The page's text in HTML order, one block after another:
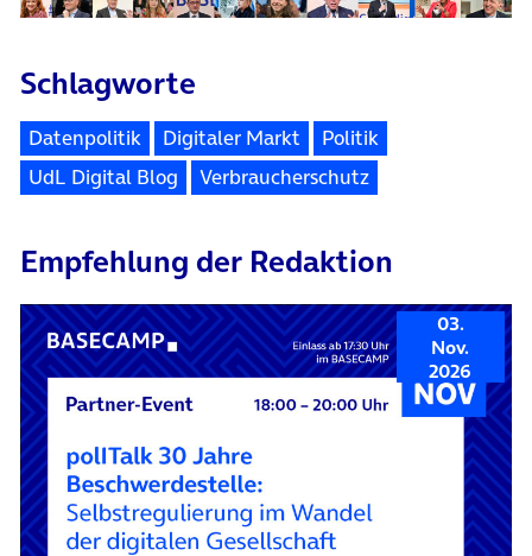
Schlagworte
Datenpolitik Digitaler Markt
Politik
UdL Digital Blog
Verbraucherschutz
Empfehlung der Redaktion
03.
Nov.
2026